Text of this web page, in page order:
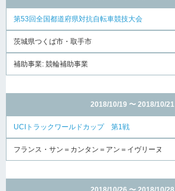
第53回全国都道府県対抗自転車競技大会
茨城県つくば市・取手市
補助事業: 競輪補助事業
2018/10/19 〜 2018/10/21
UCIトラックワールドカップ 第1戦
フランス・サン＝カンタン＝アン＝イヴリーヌ